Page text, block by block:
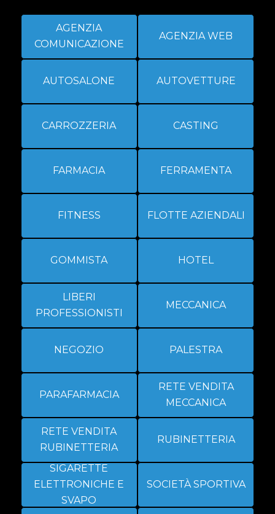
AGENZIA
COMUNICAZIONE
AGENZIA WEB
AUTOSALONE AUTOVETTURE
CARROZZERIA CASTING
FARMACIA FERRAMENTA
FITNESS FLOTTE AZIENDALI
GOMMISTA HOTEL
LIBERI
PROFESSIONISTI
MECCANICA
NEGOZIO PALESTRA
PARAFARMACIA
RETE VENDITA
MECCANICA
RETE VENDITA
RUBINETTERIA
RUBINETTERIA
SIGARETTE
ELETTRONICHE E
SVAPO
SOCIETÀ SPORTIVA